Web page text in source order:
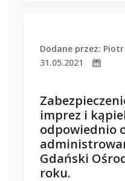
Dodane przez:
31.05.2021
imprez i
odpowiednio
Gdański
roku.